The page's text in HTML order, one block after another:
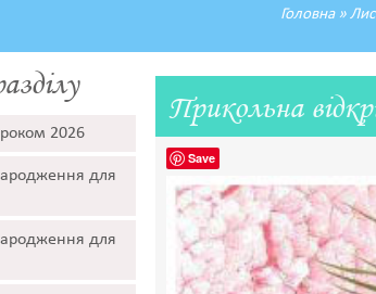
Головна»
2026
для
для
Прикольна
Save